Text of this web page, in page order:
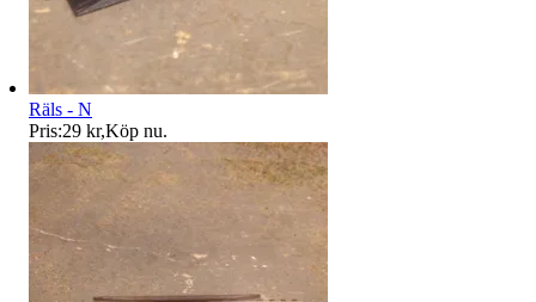
Räls - N
Pris:29 kr,Köp nu.